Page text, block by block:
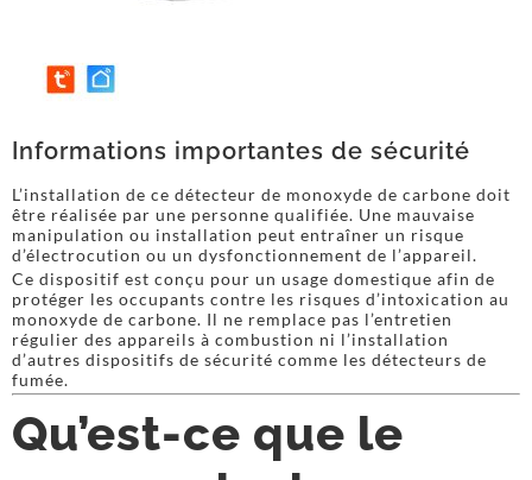
Informations importantes de sécurité
L’installation de ce détecteur de monoxyde de carbone doit
être réalisée par une personne qualifiée. Une mauvaise
manipulation ou installation peut entraîner un risque
d’électrocution ou un dysfonctionnement de l’appareil.
Ce dispositif est conçu pour un usage domestique afin de
protéger les occupants contre les risques d’intoxication au
monoxyde de carbone. Il ne remplace pas l’entretien
régulier des appareils à combustion ni l’installation
d’autres dispositifs de sécurité comme les détecteurs de
fumée.
Qu’est-ce que le